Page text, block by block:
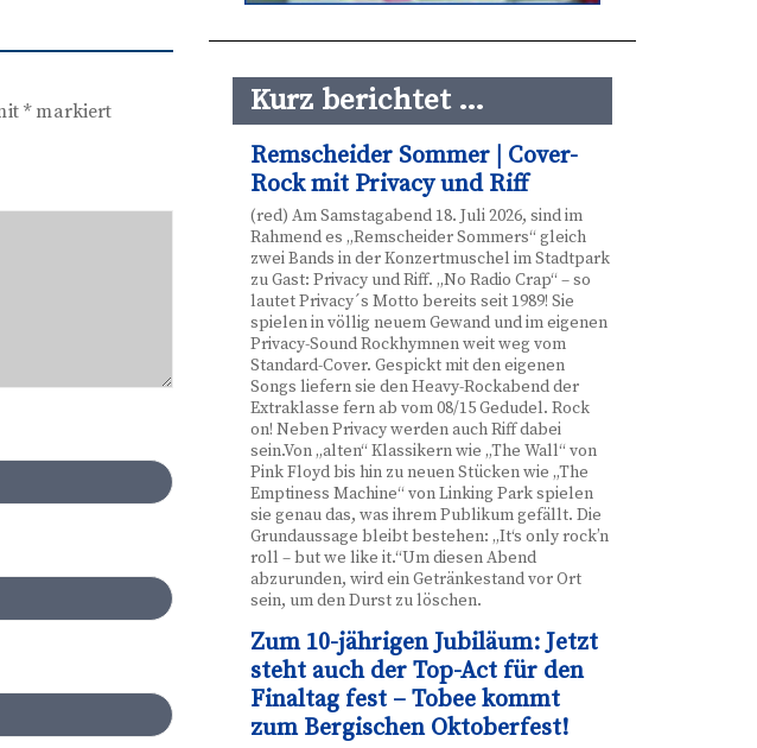
*markiert Kurz berichtet …
Remscheider Sommer | Cover-
Rock mit Privacy und Riff
(red) Am Samstagabend 18. Juli 2026, sind im
Rahmend es „Remscheider Sommers“ gleich
zwei Bands in der Konzertmuschel im Stadtpark
zu Gast: Privacy und Riff. „No Radio Crap“ – so
lautet Privacy´s Motto bereits seit 1989! Sie
spielen in völlig neuem Gewand und im eigenen
Privacy-Sound Rockhymnen weit weg vom
Standard-Cover. Gespickt mit den eigenen
Songs liefern sie den Heavy-Rockabend der
Extraklasse fern ab vom 08/15 Gedudel. Rock
on! Neben Privacy werden auch Riff dabei
sein.Von „alten“ Klassikern wie „The Wall“ von
Pink Floyd bis hin zu neuen Stücken wie „The
Emptiness Machine“ von Linking Park spielen
sie genau das, was ihrem Publikum gefällt. Die
Grundaussage bleibt bestehen: „It‘s only rock’n
roll – but we like it.“Um diesen Abend
abzurunden, wird ein Getränkestand vor Ort
sein, um den Durst zu löschen.
Zum 10-jährigen Jubiläum: Jetzt
steht auch der Top-Act für den
Finaltag fest – Tobee kommt
zum Bergischen Oktoberfest!